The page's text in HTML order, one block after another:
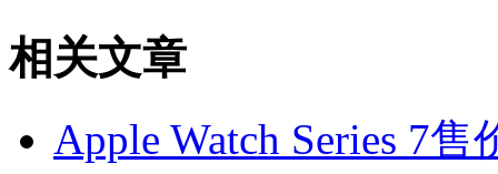
相关文章
Apple Watch Series 7